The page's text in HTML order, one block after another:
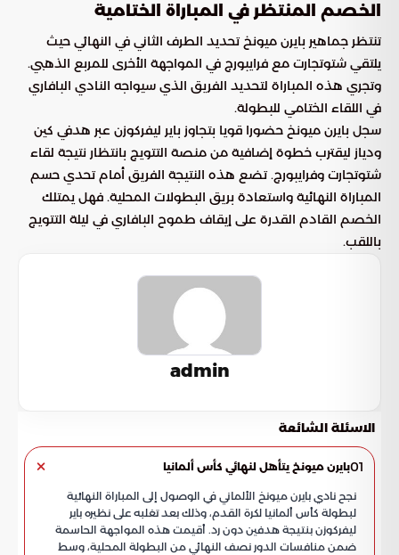
الخصم المنتظر في المباراة الختامية
تنتظر جماهير بايرن ميونخ تحديد الطرف الثاني في النهائي حيث
يلتقي شتوتجارت مع فرايبورج في المواجهة الأخرى للمربع الذهبي.
وتجري هذه المباراة لتحديد الفريق الذي سيواجه النادي البافاري
في اللقاء الختامي للبطولة.
سجل بايرن ميونخ حضورا قويا بتجاوز باير ليفركوزن عبر هدفي كين
ودياز ليقترب خطوة إضافية من منصة التتويج بانتظار نتيجة لقاء
شتوتجارت وفرايبورج. تضع هذه النتيجة الفريق أمام تحدي حسم
المباراة النهائية واستعادة بريق البطولات المحلية. فهل يمتلك
الخصم القادم القدرة على إيقاف طموح البافاري في ليلة التتويج
باللقب.
admin
الاسئلة الشائعة
01بايرن ميونخ يتأهل لنهائي كأس ألمانيا
نجح نادي بايرن ميونخ الألماني في الوصول إلى المباراة النهائية
لبطولة كأس ألمانيا لكرة القدم، وذلك بعد تغلبه على نظيره باير
ليفركوزن بنتيجة هدفين دون رد. أقيمت هذه المواجهة الحاسمة
ضمن منافسات الدور نصف النهائي من البطولة المحلية، وسط